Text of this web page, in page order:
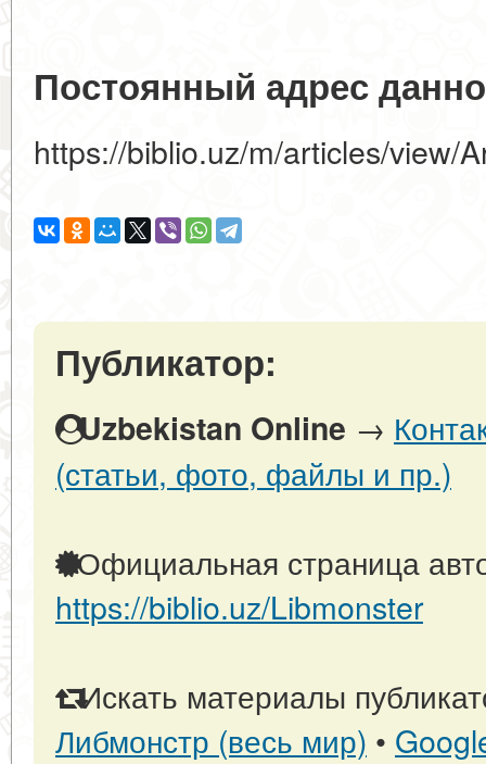
Постоянный адрес
https://biblio.uz/m/articles/view/
Публикатор:
Uzbekistan Online →
(статьи, фото, файлы и пр.)
Официальная страница
https://biblio.uz/Libmonster
Искать материалы
Либмонстр (весь мир) •